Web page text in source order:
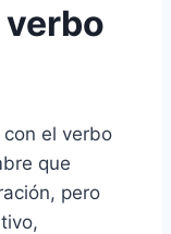
verbo
el verbo
que
pero